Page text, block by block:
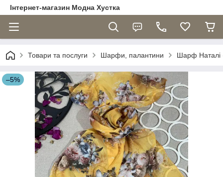
Інтернет-магазин Модна Хустка
Товари та послуги Шарфи, палантини Шарф Наталі
–5%